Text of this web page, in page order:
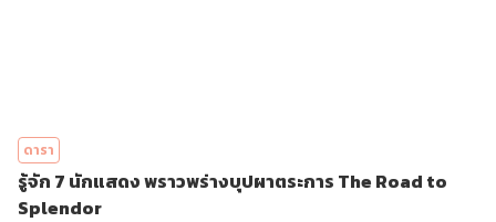
ดารา
รู้จัก 7 นักแสดง พราวพร่างบุปผาตระการ The Road to
Splendor